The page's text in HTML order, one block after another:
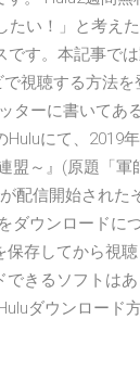
たい！」と考え
です。本記事で
で視聴する方法
ターに書いてあ
にて、2019
盟～』(原題「
配信開始された
ダウンロードに
保存してから視
できるソフトは
ダウンロード